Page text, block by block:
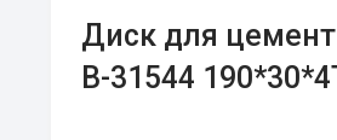
Диск для
B-31544